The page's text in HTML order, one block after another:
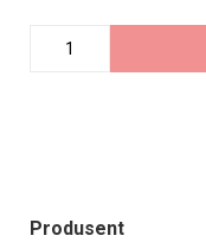
Produsent